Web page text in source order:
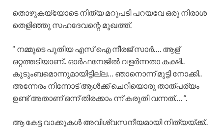
തൊഴുകയ്യോടെ നിത്യ മറുപടി പറയവേ ഒരു നിരാശ
തെളിഞ്ഞു സഹദേവന്റെ മുഖത്ത്.
” നമ്മുടെ പുതിയ എസ് ഐ നീരജ് സാർ…. ആള്
ഒറ്റത്തടിയാണ്.. ഓർഫനേജിൽ വളർന്നതാ കക്ഷി..
കുടുംബമൊന്നുമായിട്ടില്ല… ഞാനൊന്ന് മുട്ടി നോക്കി..
അന്നേരം നിന്നോട് ആൾക്ക് ചെറിയൊരു താത്പര്യം
ഉണ്ട് അതാണ്‌ ഒന്ന് തിരക്കാം ന്ന് കരുതി വന്നത്…. “.
ആ കേട്ട വാക്കുകൾ അവിശ്വസനീയമായി നിത്യയ്ക്ക്..